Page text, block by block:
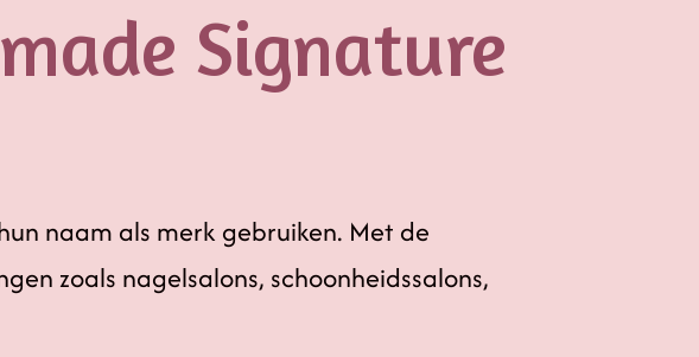
Signature
naam als merk gebruiken. Met de
zoals nagelsalons, schoonheidssalons,